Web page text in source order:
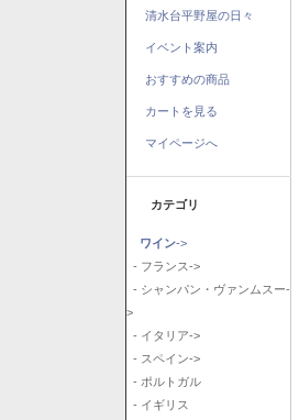
清水台平野屋の日々
イベント案内
おすすめの商品
カートを見る
マイページへ
カテゴリ
ワイン->
- フランス->
- シャンパン・ヴァンムスー-
>
- イタリア->
- スペイン->
- ポルトガル
- イギリス